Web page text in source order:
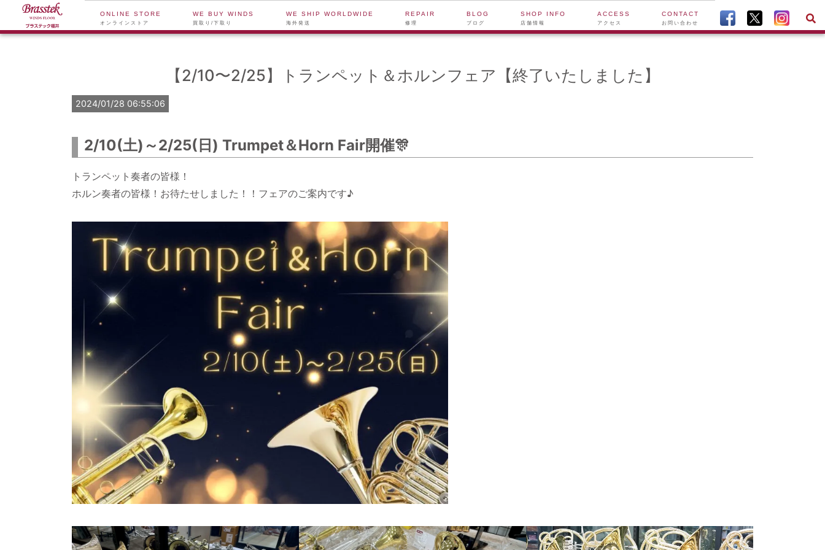
ONLINE STORE
オンラインストア
WE BUY WINDS
買取り/下取り
WE SHIP WORLDWIDE
海外発送
REPAIR
修理
BLOG
ブログ
SHOP INFO
店舗情報
ACCESS
アクセス
CONTACT
お問い合わせ
【2/10〜2/25】トランペット＆ホルンフェア【終了いたしました】
2024/01/28 06:55:06
2/10(土)～2/25(日) Trumpet＆Horn Fair開催🎊
トランペット奏者の皆様！
ホルン奏者の皆様！お待たせしました！！フェアのご案内です♪